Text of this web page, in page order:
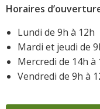
Horaires
Lundi de 9h à 12h
Mardi et jeudi de
Mercredi de 14h à
Vendredi de 9h à